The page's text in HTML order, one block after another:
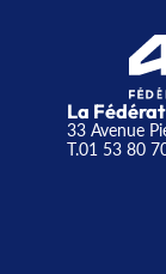
La
33 Avenue
T.01 53 80